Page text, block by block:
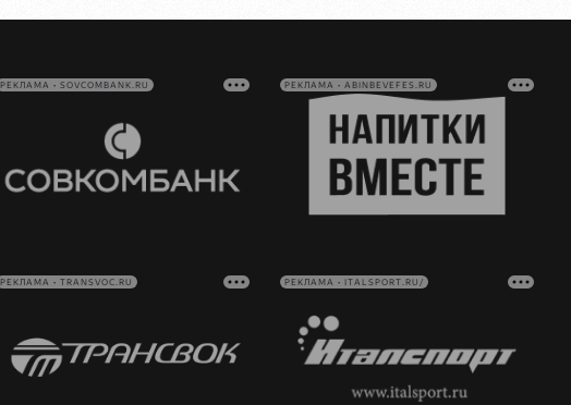
РЕКЛАМА • SOVCOMBANK.RU РЕКЛАМА • ABINBEVEFES.RU
РЕКЛАМА • TRANSVOC.RU РЕКЛАМА • ITALSPORT.RU/